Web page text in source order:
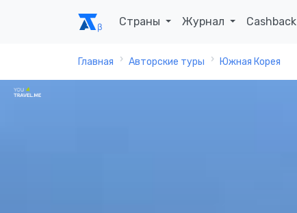
Страны Журнал Cashback
Главная Авторские туры Южная Корея